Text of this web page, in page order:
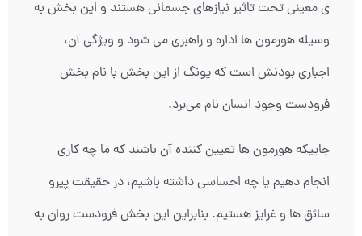
ی معینی تحت تاثیر نیازهای جسمانی هستند و این بخش به
وسیله هورمون ها اداره و راهبری می شود و ویژگی آن،
اجباری بودنش است که یونگ از این بخش با نام بخش
فرودست وجودِ انسان نام می‌برد.
جاییکه هورمون ها تعیین کننده آن باشند که ما چه کاری
انجام دهیم یا چه احساسی داشته باشیم، در حقیقت پیرو
سائق ها و غرایز هستیم. بنابراین این بخش فرودست روان به